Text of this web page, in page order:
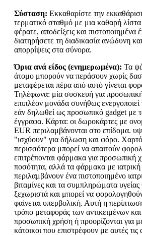
Σύσταση: Εκκαθαρίστε την
τερματικό σταθμό με μια καθαρή
φέρατε, αποδείξεις και πιστοποιημένα
διατηρήσετε τη διαδικασία ανώδυνη
απορρίψεις στα σύνορα.
Όρια ανά είδος (ενημερωμένα): Τα
άτομο μπορούν να περάσουν χωρίς
μεταφέρεται πέρα από αυτό γίνεται
Τηλέφωνα: μία συσκευή για
επιπλέον μονάδα συνήθως
εάν δηλωθεί ως προσωπικό gadget με
έγγραφα. Κάρτα: οι δωροκάρτες με
EUR περιλαμβάνονται στο επίδομα.
"ισχύουν" για δήλωση και φόρο.
περισσότερα μπορεί να απαιτούν
επιτρέπονται φάρμακα για προσωπική
ποσότητα, αλλά τα φάρμακα με
περιλαμβάνουν ένα πιστοποιημένο
βιταμίνες και τα συμπληρώματα
ξεχωριστά και μπορεί να
φαίνεται υπερβολική. Αυτή η
τρόπο μεταφοράς των αντικειμένων και
προσωπική χρήση ή προορίζονται για
κάτοικοι που επιστρέφουν με αυτές τις